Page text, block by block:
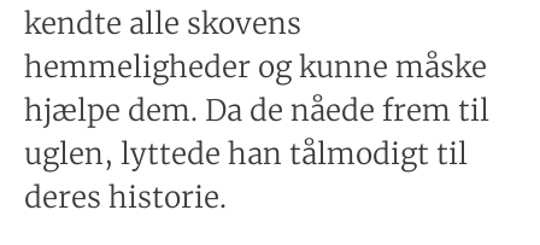
kendte alle skovens
hemmeligheder og kunne måske
hjælpe dem. Da de nåede frem til
uglen, lyttede han tålmodigt til
deres historie.